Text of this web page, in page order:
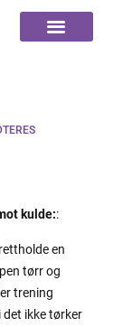
kulde::
en
tørr og
trening
det ikke tørker